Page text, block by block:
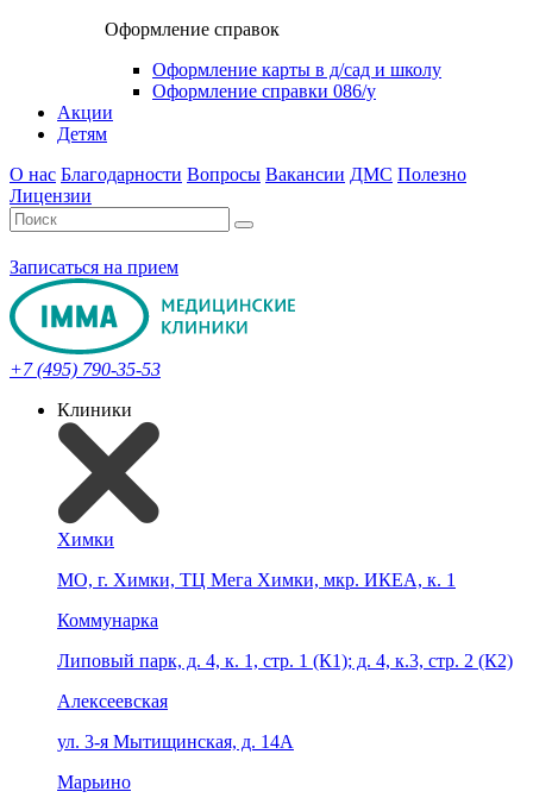
Оформление справок
Оформление карты в д/сад и школу
Оформление справки 086/у
Акции
Детям
О нас Благодарности Вопросы Вакансии ДМС Полезно
Лицензии
Записаться на прием
+7 (495) 790-35-53
Клиники
Химки
МО, г. Химки, ТЦ Мега Химки, мкр. ИКЕА, к. 1
Коммунарка
Липовый парк, д. 4, к. 1, стр. 1 (К1); д. 4, к.3, стр. 2 (К2)
Алексеевская
ул. 3-я Мытищинская, д. 14А
Марьино